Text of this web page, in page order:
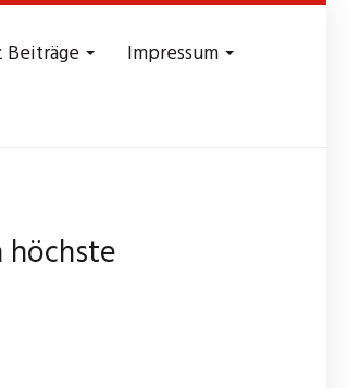
Beiträge Impressum
höchste